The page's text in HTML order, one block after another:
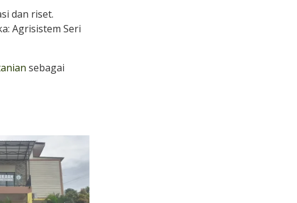
dan riset.
Agrisistem Seri
sebagai